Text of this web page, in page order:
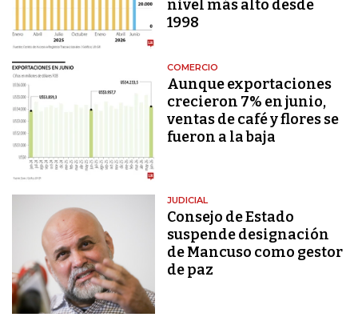
nivel más alto desde
1998
COMERCIO
Aunque exportaciones
crecieron 7% en junio,
ventas de café y flores se
fueron a la baja
JUDICIAL
Consejo de Estado
suspende designación
de Mancuso como gestor
de paz